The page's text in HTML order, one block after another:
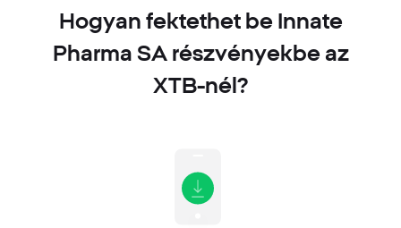
Hogyan fektethet be Innate
Pharma SA részvényekbe az
XTB-nél?